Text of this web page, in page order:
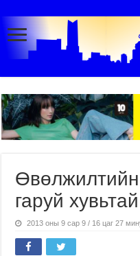
гаруй
2013 оны 9 сар 9 / 16 цаг 27